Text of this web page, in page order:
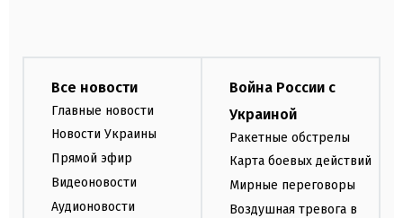
Все новости
Главные новости
Новости Украины
Прямой эфир
Видеоновости
Аудионовости
Война России с
Украиной
Ракетные обстрелы
Карта боевых действий
Мирные переговоры
Воздушная тревога в